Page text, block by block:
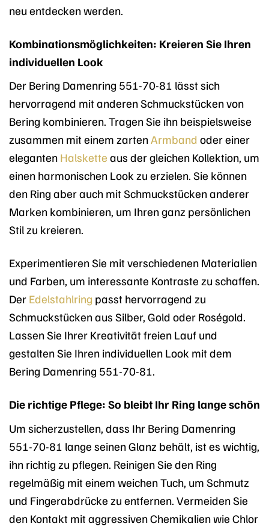
neu entdecken werden.
Kombinationsmöglichkeiten: Kreieren Sie Ihren
individuellen Look
Der Bering Damenring 551-70-81 lässt sich
hervorragend mit anderen Schmuckstücken von
Bering kombinieren. Tragen Sie ihn beispielsweise
zusammen mit einem zartenArmband oder einer
eleganten Halskette aus der gleichen Kollektion, um
einen harmonischen Look zu erzielen. Sie können
den Ring aber auch mit Schmuckstücken anderer
Marken kombinieren, um Ihren ganz persönlichen
Stil zu kreieren.
Experimentieren Sie mit verschiedenen Materialien
und Farben, um interessante Kontraste zu schaffen.
Der Edelstahlring passt hervorragend zu
Schmuckstücken aus Silber, Gold oder Roségold.
Lassen Sie Ihrer Kreativität freien Lauf und
gestalten Sie Ihren individuellen Look mit dem
Bering Damenring 551-70-81.
Die richtige Pflege: So bleibt Ihr Ring lange schön
Um sicherzustellen, dass Ihr Bering Damenring
551-70-81 lange seinen Glanz behält, ist es wichtig,
ihn richtig zu pflegen. Reinigen Sie den Ring
regelmäßig mit einem weichen Tuch, um Schmutz
und Fingerabdrücke zu entfernen. Vermeiden Sie
den Kontakt mit aggressiven Chemikalien wie Chlor